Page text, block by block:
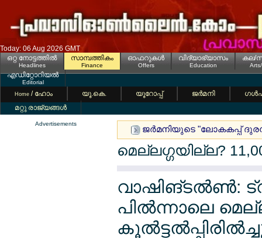
Today: 06 Aug 2026 GMT
ഒറ്റ നോട്ടത്തില്‍
Headlines
സാമ്പത്തികം
Finance
ഓഫറുകള്‍
Offers
വിദ്യാഭ്യാസം
Education
കല/
എഡിറ്റോറിയല്‍
Editorial
Home / ഹോം യൂ.കെ. യൂറോപ്പ് ജര്‍മനി
മറ്റു രാജ്യങ്ങള്‍
Advertisements
ജര്‍മനിയുടെ "ലോകകപ്പ്
മെല്ലഗ്ഗയില്ല?
വാഷിങ്ടല്‍ണ്‍:
പില്‍ന്നാലെ